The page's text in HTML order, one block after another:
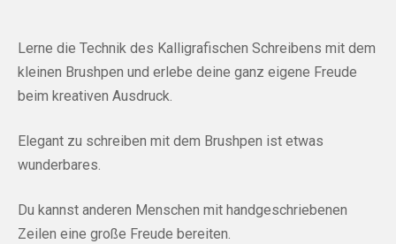
Lerne die Technik des Kalligrafischen Schreibens mit dem
kleinen Brushpen und erlebe deine ganz eigene Freude
beim kreativen Ausdruck.
Elegant zu schreiben mit dem Brushpen ist etwas
wunderbares.
Du kannst anderen Menschen mit handgeschriebenen
Zeilen eine große Freude bereiten.